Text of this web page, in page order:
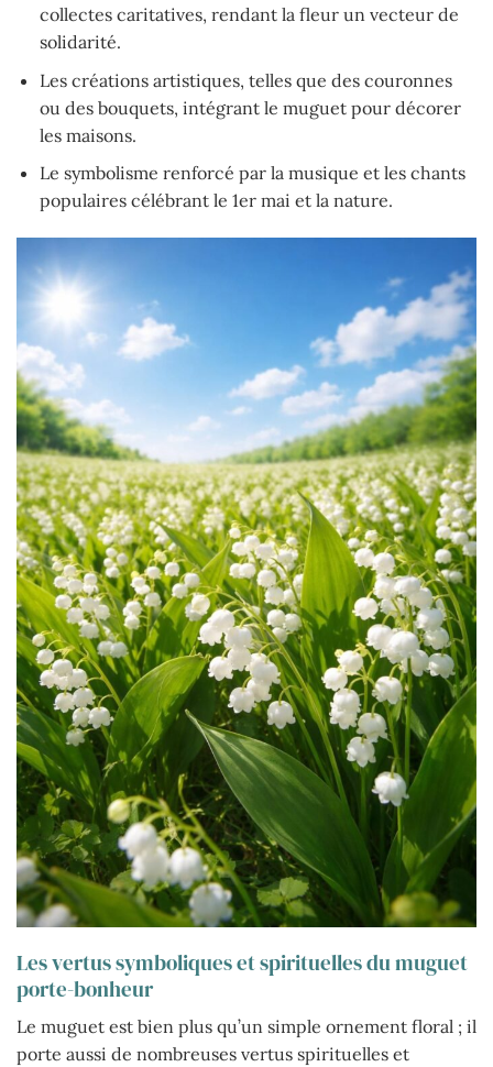
collectes caritatives, rendant la fleur un vecteur de
solidarité.
Les créations artistiques, telles que des couronnes
ou des bouquets, intégrant le muguet pour décorer
les maisons.
Le symbolisme renforcé par la musique et les chants
populaires célébrant le 1er mai et la nature.
Les vertus symboliques et spirituelles du muguet
porte-bonheur
Le muguet est bien plus qu’un simple ornement floral ; il
porte aussi de nombreuses vertus spirituelles et